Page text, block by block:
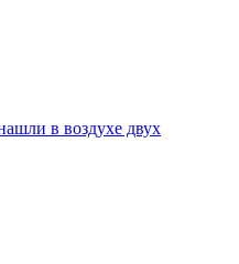
в воздухе двух